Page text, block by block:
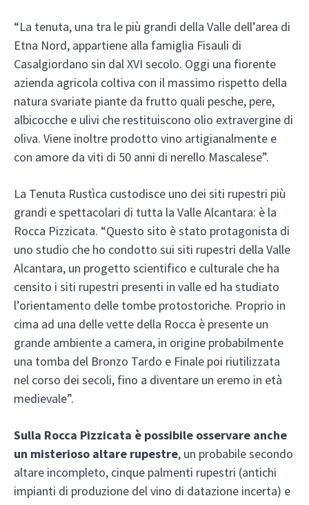
“La tenuta, una tra le più grandi della Valle dell’area di
Etna Nord, appartiene alla famiglia Fisauli di
Casalgiordano sin dal XVI secolo. Oggi una fiorente
azienda agricola coltiva con il massimo rispetto della
natura svariate piante da frutto quali pesche, pere,
albicocche e ulivi che restituiscono olio extravergine di
oliva. Viene inoltre prodotto vino artigianalmente e
con amore da viti di 50 anni di nerello Mascalese”.
La Tenuta Rustìca custodisce uno dei siti rupestri più
grandi e spettacolari di tutta la Valle Alcantara: è la
Rocca Pizzicata. “Questo sito è stato protagonista di
uno studio che ho condotto sui siti rupestri della Valle
Alcantara, un progetto scientifico e culturale che ha
censito i siti rupestri presenti in valle ed ha studiato
l’orientamento delle tombe protostoriche. Proprio in
cima ad una delle vette della Rocca è presente un
grande ambiente a camera, in origine probabilmente
una tomba del Bronzo Tardo e Finale poi riutilizzata
nel corso dei secoli, fino a diventare un eremo in età
medievale”.
Sulla Rocca Pizzicata è possibile osservare anche
un misterioso altare rupestre, un probabile secondo
altare incompleto, cinque palmenti rupestri (antichi
impianti di produzione del vino di datazione incerta) e